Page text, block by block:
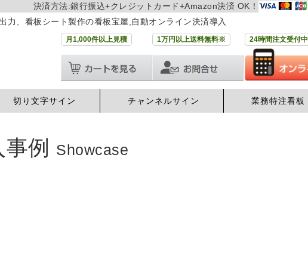
決済方法:銀行振込+クレジットカード+Amazon決済 OK！
力、看板シート製作の看板宝屋,自動オンライン決済導入
月1,000件以上見積 1万円以上送料無料※ 24時間注文受付中
切り文字サイン チャンネルサイン 業務特注看板
例 Showcase